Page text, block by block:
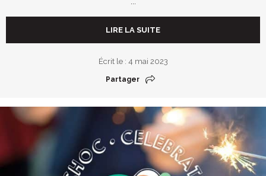
LIRE LA SUITE
Écrit le : 4 mai 2023
Partager